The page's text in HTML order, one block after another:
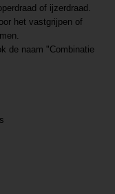
of ijzerdraad.
het vastgrijpen of
de naam "Combinatie